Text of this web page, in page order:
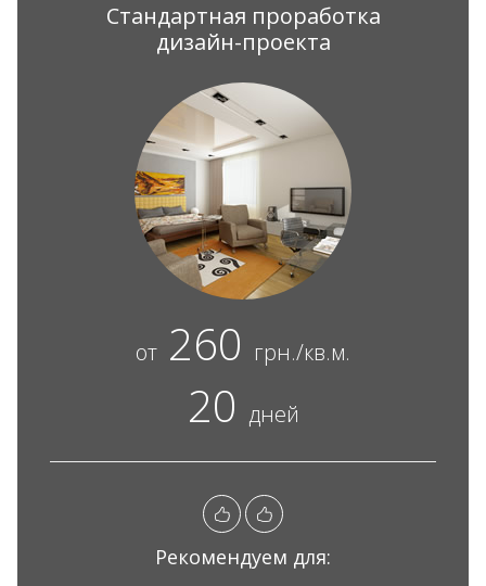
Стандартная проработка
дизайн-проекта
от 260 грн./кв.м.
20 дней
Рекомендуем для: